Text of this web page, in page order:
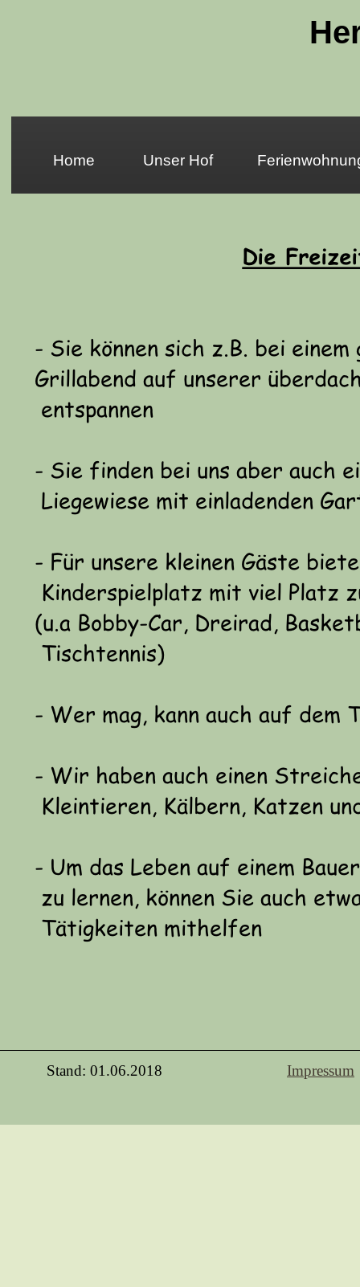
Impressum
Stand: 01.06.2018
Home Unser Hof